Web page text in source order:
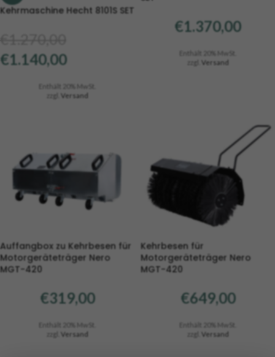
Kehrmaschine Hecht 8101S SET
€
€1.140,00
Enthält 20% MwSt.
zzgl.
Versand
€1.370,00
Enthält 20% MwSt.
zzgl.
Versand
Auffangbox zu Kehrbesen für
Motorgeräteträger Nero
MGT-420
€319,00
Enthält 20% MwSt.
zzgl.
Versand
Kehrbesen für
Motorgeräteträger Nero
MGT-420
€649,00
Enthält 20% MwSt.
zzgl.
Versand